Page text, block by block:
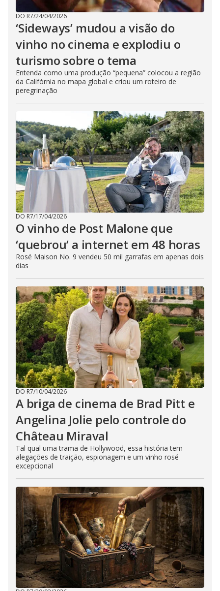
DO R7/24/04/2026
‘Sideways’ mudou a visão do
vinho no cinema e explodiu o
turismo sobre o tema
Entenda como uma produção “pequena” colocou a região
da Califórnia no mapa global e criou um roteiro de
peregrinação
DO R7/17/04/2026
O vinho de Post Malone que
‘quebrou’ a internet em 48 horas
Rosé Maison No. 9 vendeu 50 mil garrafas em apenas dois
dias
DO R7/10/04/2026
A briga de cinema de Brad Pitt e
Angelina Jolie pelo controle do
Château Miraval
Tal qual uma trama de Hollywood, essa história tem
alegações de traição, espionagem e um vinho rosé
excepcional